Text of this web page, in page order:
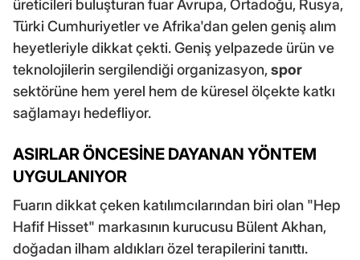
üreticileri buluşturan fuar Avrupa, Ortadoğu, Rusya,
Türki Cumhuriyetler ve Afrika'dan gelen geniş alım
heyetleriyle dikkat çekti. Geniş yelpazede ürün ve
teknolojilerin sergilendiği organizasyon,spor
sektörüne hem yerel hem de küresel ölçekte katkı
sağlamayı hedefliyor.
ASIRLAR ÖNCESİNE DAYANAN YÖNTEM
UYGULANIYOR
Fuarın dikkat çeken katılımcılarından biri olan "Hep
Hafif Hisset" markasının kurucusu Bülent Akhan,
doğadan ilham aldıkları özel terapilerini tanıttı.